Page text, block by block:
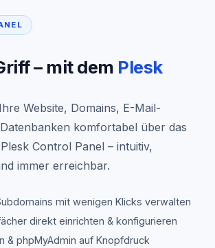
– mit dem Plesk
Website, Domains, E-Mail-
komfortabel über das
Control Panel – intuitiv,
immer erreichbar.
mit wenigen Klicks verwalten
direkt einrichten & konfigurieren
& phpMyAdmin auf Knopfdruck